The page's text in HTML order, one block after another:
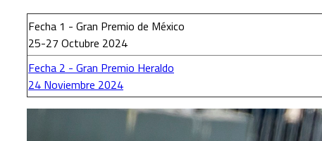
Fecha 1 - Gran Premio de México
25-27 Octubre 2024
Fecha 2 - Gran Premio Heraldo
24 Noviembre 2024